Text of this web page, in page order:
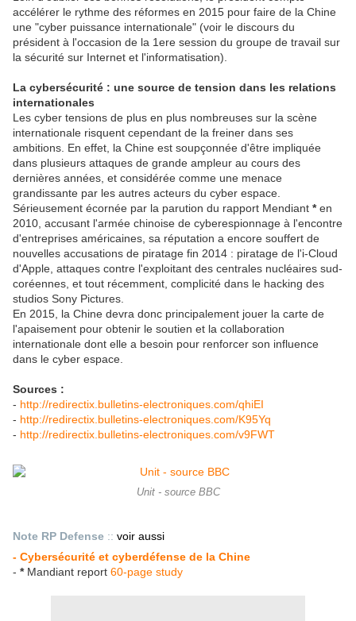
accélérer le rythme des réformes en 2015 pour faire de la Chine
une "cyber puissance internationale" (voir le discours du
président à l'occasion de la 1ere session du groupe de travail sur
la sécurité sur Internet et l'informatisation).
La cybersécurité : une source de tension dans les relations
internationales
Les cyber tensions de plus en plus nombreuses sur la scène
internationale risquent cependant de la freiner dans ses
ambitions. En effet, la Chine est soupçonnée d'être impliquée
dans plusieurs attaques de grande ampleur au cours des
dernières années, et considérée comme une menace
grandissante par les autres acteurs du cyber espace.
Sérieusement écornée par la parution du rapport Mendiant *en
2010, accusant l'armée chinoise de cyberespionnage à l'encontre
d'entreprises américaines, sa réputation a encore souffert de
nouvelles accusations de piratage fin 2014 : piratage de l'i-Cloud
d'Apple, attaques contre l'exploitant des centrales nucléaires sud-
coréennes, et tout récemment, complicité dans le hacking des
studios Sony Pictures.
En 2015, la Chine devra donc principalement jouer la carte de
l'apaisement pour obtenir le soutien et la collaboration
internationale dont elle a besoin pour renforcer son influence
dans le cyber espace.
Sources :
- http://redirectix.bulletins-electroniques.com/qhiEI
- http://redirectix.bulletins-electroniques.com/K95Yq
- http://redirectix.bulletins-electroniques.com/v9FWT
Unit - source BBC
Note RP Defense :: voir aussi
- Cybersécurité et cyberdéfense de la Chine
- *Mandiant report 60-page study